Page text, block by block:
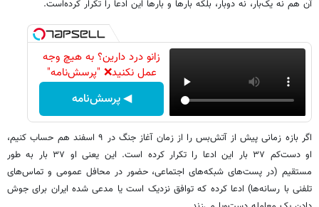
آن هم نه یک‌بار، نه دوبار، بلکه بارها و بارها این ادعا را تکرار کرده‌است.
زانو درد دارین؟ به هیچ وجه
عمل نکنید❌ "پرسش‌نامه"
◀ پرسش‌نامه
اگر بازه زمانی پیش از آتش‌بس را از زمان آغاز جنگ در ۹ اسفند هم حساب کنیم،
او دست‌کم ۳۷ بار این ادعا را تکرار کرده است. این یعنی او ۳۷ بار به طور
مستقیم (در پست‌های شبکه‌های اجتماعی، حضور در محافل عمومی و تماس‌های
تلفنی با رسانه‌ها) ادعا کرده که توافق نزدیک است یا مدعی شده ایران برای جوش